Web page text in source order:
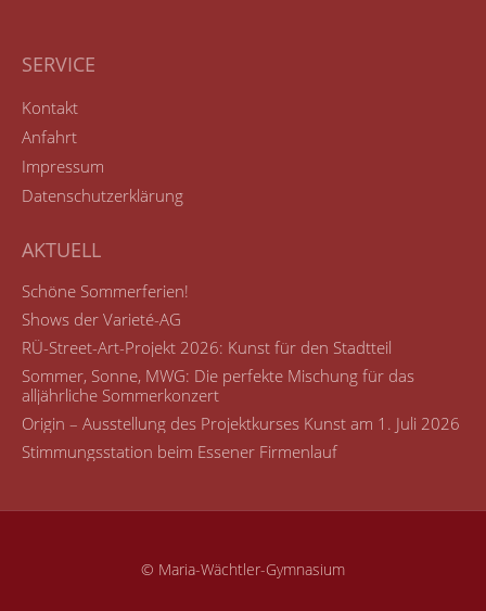
SERVICE
Kontakt
Anfahrt
Impressum
Datenschutzerklärung
AKTUELL
Schöne Sommerferien!
Shows der Varieté-AG
RÜ-Street-Art-Projekt 2026: Kunst für den Stadtteil
Sommer, Sonne, MWG: Die perfekte Mischung für das
alljährliche Sommerkonzert
Origin – Ausstellung des Projektkurses Kunst am 1. Juli 2026
Stimmungsstation beim Essener Firmenlauf
© Maria-Wächtler-Gymnasium